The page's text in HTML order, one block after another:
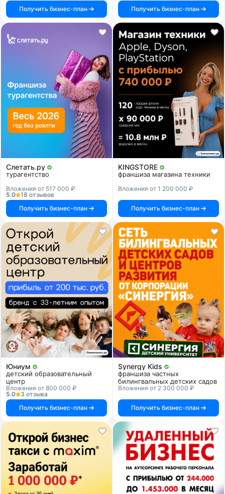
Получить бизнес-план
Получить бизнес-план
Слетать.ру
турагентство
Вложения от 517 000 ₽
5.0
18 отзывов
Получить бизнес-план
KINGSTORE
франшиза магазина техники
Вложения от 1 200 000 ₽
Получить бизнес-план
Юниум
детский образовательный
центр
Вложения от 800 000 ₽
5.0
3 отзыва
Получить бизнес-план
Synergy Kids
франшиза частных
билингвальных детских садов
Вложения от 2 300 000 ₽
Получить бизнес-план